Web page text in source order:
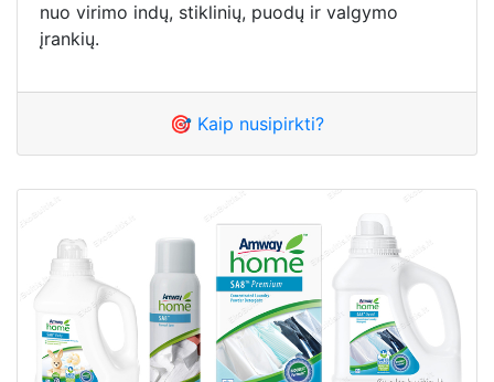
nuo virimo indų, stiklinių, puodų ir valgymo
įrankių.
🎯 Kaip nusipirkti?